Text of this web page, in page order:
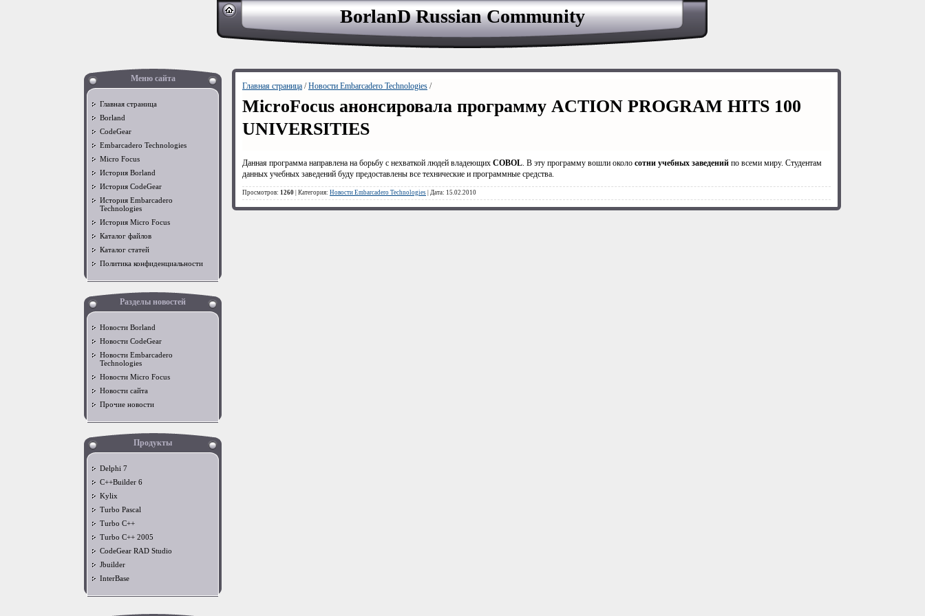
BorlanD Russian Сommunity
Главная страница /Новости Embarcadero Technologies /
MicroFocus анонсировала программу ACTION PROGRAM HITS 100
UNIVERSITIES
Данная программа направлена на борьбу с нехваткой людей владеющих COBOL. В эту программу вошли около сотни учебных заведений по всеми миру. Студентам
данных учебных заведений буду предоставлены все технические и программные средства.
Просмотров: 1260 | Категория: Новости Embarcadero Technologies | Дата: 15.02.2010
Меню сайта
Главная страница
Borland
CodeGear
Embarcadero Technologies
Micro Focus
История Borland
История CodeGear
История Embarcadero
Technologies
История Micro Focus
Каталог файлов
Каталог статей
Политика конфиденциальности
Разделы новостей
Новости Borland
Новости CodeGear
Новости Embarcadero
Technologies
Новости Micro Focus
Новости сайта
Прочие новости
Продукты
Delphi 7
C++Builder 6
Kylix
Turbo Pascal
Turbo C++
Turbo C++ 2005
CodeGear RAD Studio
Jbuilder
InterBase